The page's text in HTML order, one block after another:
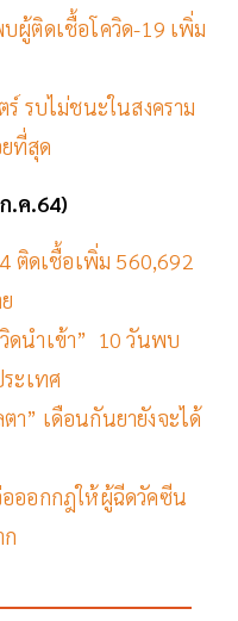
ผู้ติดเชื้อโควิด-19 เพิ่ม
รบไม่ชนะในสงคราม
ที่สุด
.ค.64)
ติดเชื้อเพิ่ม 560,692
ดนำเข้า” 10 วันพบ
ะเทศ
า” เดือนกันยายังจะได้
อออกกฎให้ผู้ฉีดวัคซีน